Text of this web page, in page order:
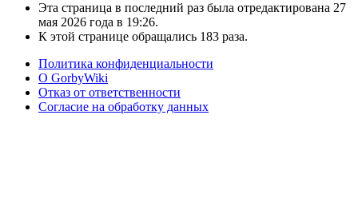
Эта страница в последний раз была отредактирована 27
мая 2026 года в 19:26.
К этой странице обращались 183 раза.
Политика конфиденциальности
О GorbyWiki
Отказ от ответственности
Согласие на обработку данных